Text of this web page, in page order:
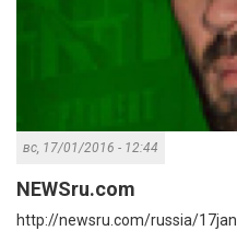
вс, 17/01/2016 - 12:44
NEWSru.com
http://newsru.com/russia/